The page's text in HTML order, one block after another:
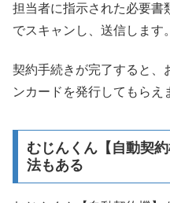
担当者に指示された必要書
でスキャンし、送信します。
契約手続きが完了すると、
ンカードを発行してもらえ
むじんくん【自動契
法もある